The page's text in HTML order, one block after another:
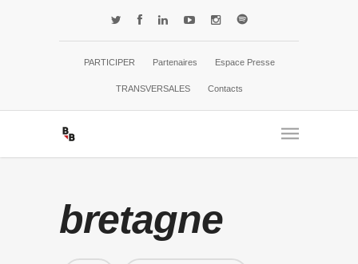
PARTICIPER Partenaires Espace Presse
TRANSVERSALES Contacts
bretagne